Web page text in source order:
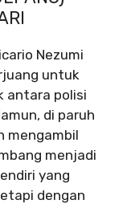
Nezumi
untuk
antara polisi
di paruh
mengambil
menjadi
yang
dengan